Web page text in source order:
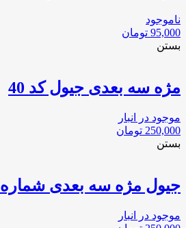
ناموجود
95,000 تومان
بستن
مژه سه بعدی جیول کد 40
موجود در انبار
250,000 تومان
بستن
جیول مژه سه بعدی شماره 182
موجود در انبار